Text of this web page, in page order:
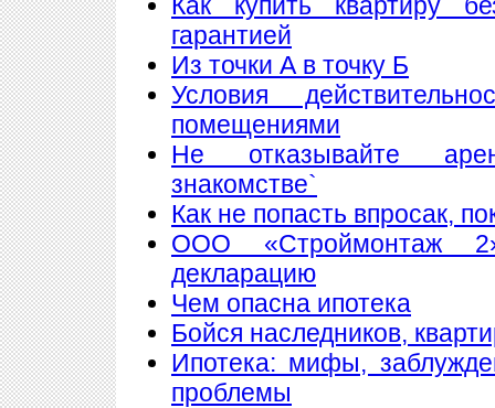
гарантией
Из точки А в точку Б
Условия
помещениями
Не отказывайте
знакомстве`
Как не попасть впросак,
ООО «Строймонтаж
декларацию
Чем опасна ипотека
Бойся наследников,
Ипотека: мифы,
проблемы